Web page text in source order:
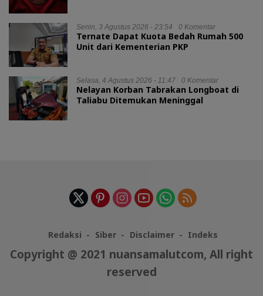
Senin, 3 Agustus 2026 - 23:54 0 Komentar
Ternate Dapat Kuota Bedah Rumah 500
Unit dari Kementerian PKP
Selasa, 4 Agustus 2026 - 11:47 0 Komentar
Nelayan Korban Tabrakan Longboat di
Taliabu Ditemukan Meninggal
Redaksi Siber Disclaimer Indeks
Copyright @ 2021 nuansamalutcom, All right
reserved